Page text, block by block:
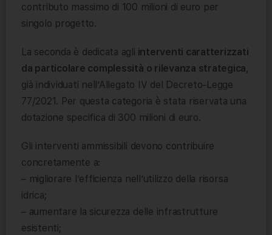
contributo massimo di 100 milioni di euro per
singolo progetto.
La seconda è dedicata agli interventi caratterizzati
da particolare complessità o rilevanza strategica,
già individuati nell’Allegato IV del Decreto-Legge
77/2021. Per questa categoria è stata riservata una
dotazione specifica di 300 milioni di euro.
Gli interventi ammissibili devono contribuire
concretamente a:
– migliorare l’efficienza nell’utilizzo della risorsa
idrica;
– aumentare la sicurezza delle infrastrutture
esistenti;